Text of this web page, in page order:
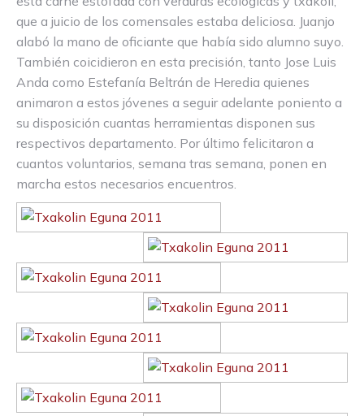
que a juicio de los comensales estaba deliciosa. Juanjo
alabó la mano de oficiante que había sido alumno suyo.
También coicidieron en esta precisión, tanto Jose Luis
Anda como Estefanía Beltrán de Heredia quienes
animaron a estos jóvenes a seguir adelante poniento a
su disposición cuantas herramientas disponen sus
respectivos departamento. Por último felicitaron a
cuantos voluntarios, semana tras semana, ponen en
marcha estos necesarios encuentros.